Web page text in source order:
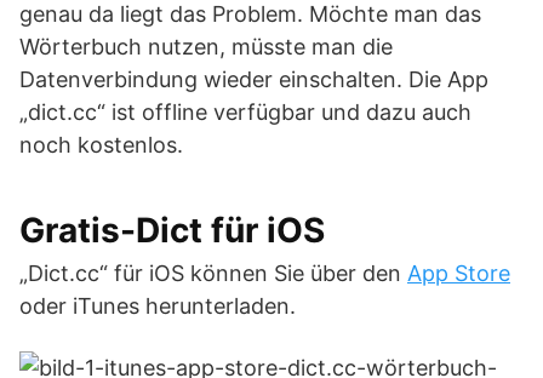
genau da liegt das Problem. Möchte man das
Wörterbuch nutzen, müsste man die
Datenverbindung wieder einschalten. Die App
„dict.cc“ ist offline verfügbar und dazu auch
noch kostenlos.
Gratis-Dict für iOS
„Dict.cc“ für iOS können Sie über den App Store
oder iTunes herunterladen.